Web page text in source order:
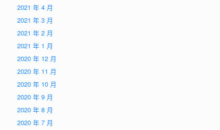
2021 年 4 月
2021 年 3 月
2021 年 2 月
2021 年 1 月
2020 年 12 月
2020 年 11 月
2020 年 10 月
2020 年 9 月
2020 年 8 月
2020 年 7 月